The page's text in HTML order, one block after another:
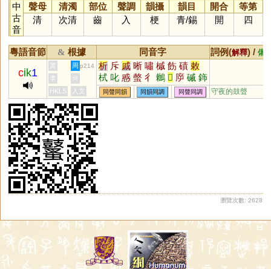
中
古
音
聲母 清濁 部位 聲調 韻攝 韻目 開合
等第
清
次清 齒 入 梗 青/錫 開 四
粵語音節 & 根據 同音字 詞例(解釋) / 備
cik1
黃 周 p214 析 斥 戚 晰 嘯 槭 飭 磧 敕
栻 叱 慼 螫 彳 鶒 𢇛 㡿 磩 鉓
蚸 遫 淔 皵 畟 鷘 鏚 抶 摵
李
何
HKLS
人文 同聲同韻 同韻同調 同聲同調 守夜的鼓聲
瀏覽次數: 2628